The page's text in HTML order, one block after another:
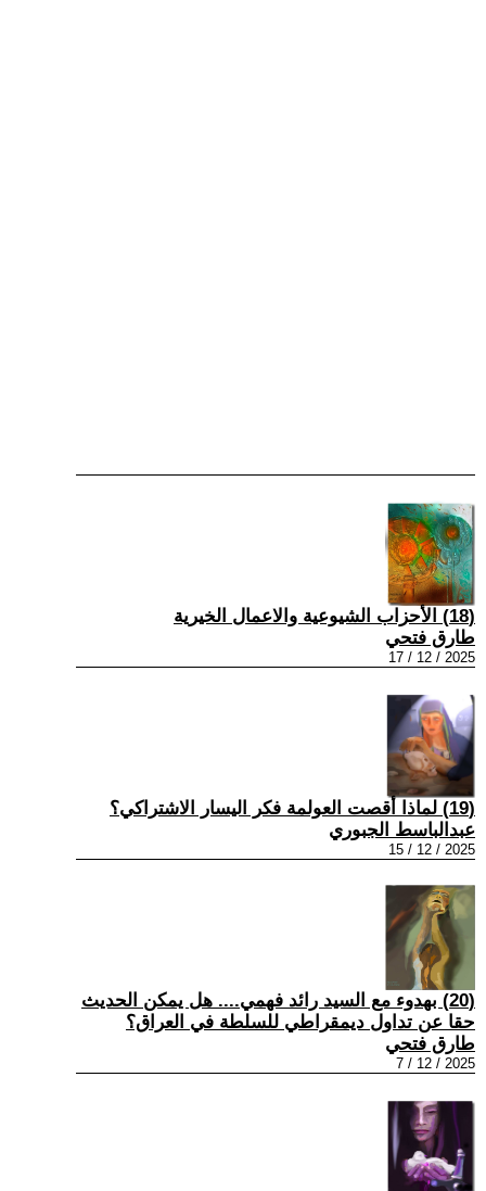
(18) الأحزاب الشيوعية والاعمال الخيرية
طارق فتحي
2025 / 12 / 17
(19) لماذا أقصت العولمة فكر اليسار الاشتراكي؟
عبدالباسط الجبوري
2025 / 12 / 15
(20) بهدوء مع السيد رائد فهمي.... هل يمكن الحديث
حقا عن تداول ديمقراطي للسلطة في العراق؟
طارق فتحي
2025 / 12 / 7